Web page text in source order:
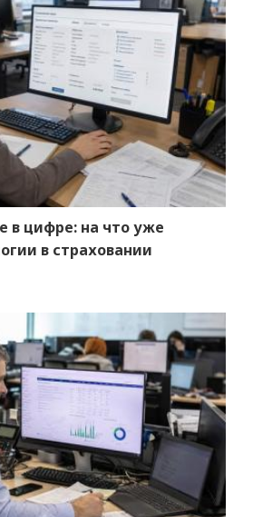
в цифре: на что уже
в страховании